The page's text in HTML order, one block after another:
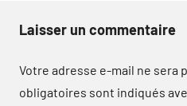
Laisser un commentaire
Votre adresse e-mail ne sera
obligatoires sont indiqués